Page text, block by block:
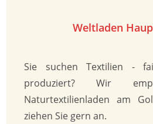
Weltladen
Sie suchen Textilien -
produziert? Wir
Naturtextilienladen am
ziehen Sie gern an.